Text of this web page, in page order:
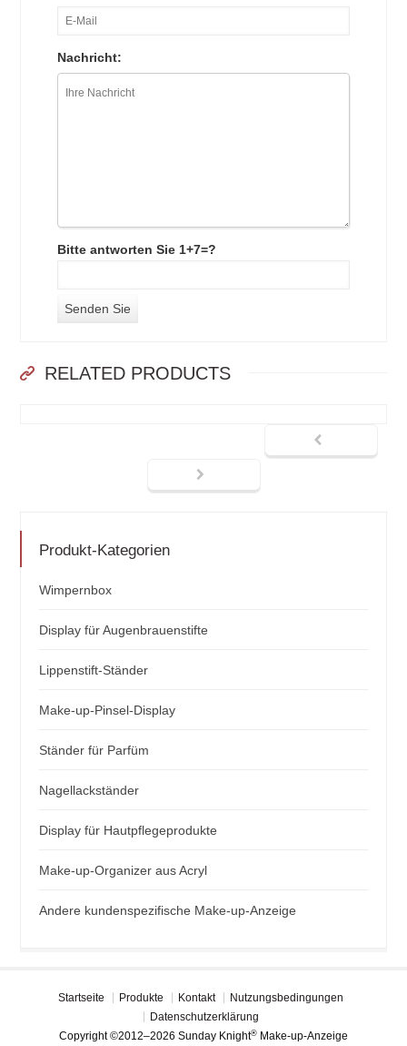
Nachricht:
Bitte antworten Sie 1+7=?
RELATED PRODUCTS
Produkt-Kategorien
Wimpernbox
Display für Augenbrauenstifte
Lippenstift-Ständer
Make-up-Pinsel-Display
Ständer für Parfüm
Nagellackständer
Display für Hautpflegeprodukte
Make-up-Organizer aus Acryl
Andere kundenspezifische Make-up-Anzeige
Startseite Produkte Kontakt
Nutzungsbedingungen
Datenschutzerklärung
Copyright ©2012–2026 Sunday Knight® Make-up-Anzeige